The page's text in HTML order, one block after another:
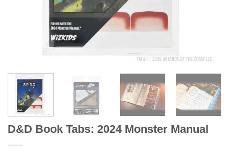
D&D Book Tabs: 2024 Monster Manual